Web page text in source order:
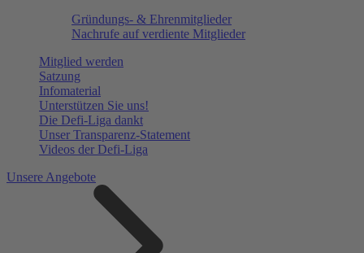
Gründungs- & Ehrenmitglieder
Nachrufe auf verdiente Mitglieder
Mitglied werden
Satzung
Infomaterial
Unterstützen Sie uns!
Die Defi-Liga dankt
Unser Transparenz-Statement
Videos der Defi-Liga
Unsere Angebote